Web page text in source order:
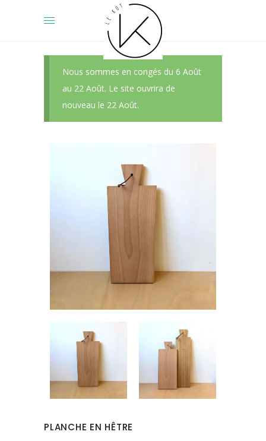
Nous sommes en congés du 6 Août
au 22 Août. Le site ouvrira de
nouveau le 22 Août.
PLANCHE EN HÊTRE